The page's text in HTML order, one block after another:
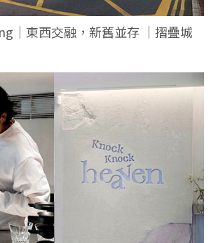
｜東西交融，新舊並存 ｜摺疊城